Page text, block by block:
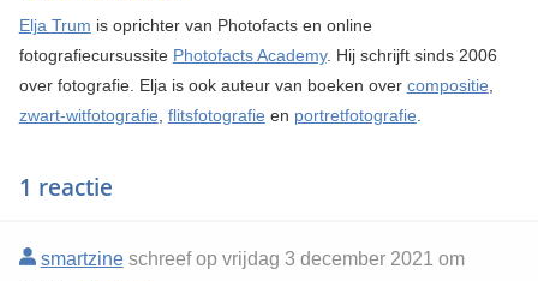
Elja Trum is oprichter van Photofacts en online
fotografiecursussite Photofacts Academy. Hij schrijft sinds 2006
over fotografie. Elja is ook auteur van boeken over compositie,
zwart-witfotografie, flitsfotografie en portretfotografie.
1 reactie
smartzineschreef op vrijdag 3 december 2021 om